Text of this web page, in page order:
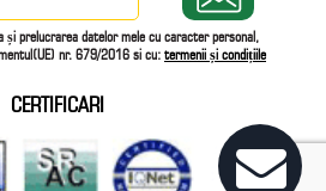
și prelucrarea datelor mele cu caracter personal,
nr. 679/2016 si cu: termenii și condițiile
CERTIFICARI